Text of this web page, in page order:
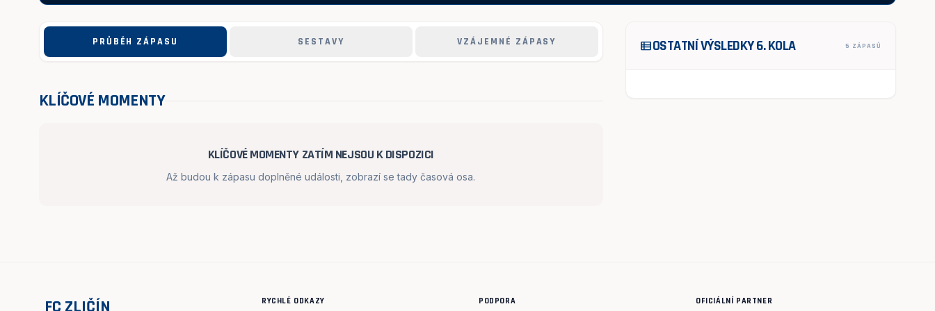
PRŮBĚH ZÁPASU SESTAVY VZÁJEMNÉ ZÁPASY
KLÍČOVÉ MOMENTY
KLÍČOVÉ MOMENTY ZATÍM NEJSOU K DISPOZICI
Až budou k zápasu doplněné události, zobrazí se tady časová osa.
view_listOSTATNÍ VÝSLEDKY 6. KOLA 5 ZÁPASŮ
FC ZLIČÍN RYCHLÉ ODKAZY PODPORA OFICIÁLNÍ PARTNER